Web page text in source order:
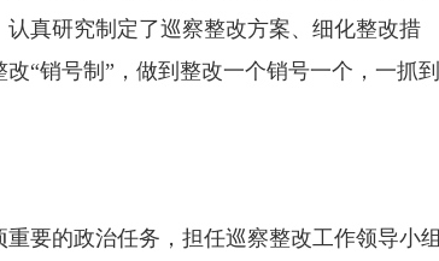
真研究制定了巡察整改方案、细化整改措
“销号制”，做到整改一个销号一个，一抓到
要的政治任务，担任巡察整改工作领导小组